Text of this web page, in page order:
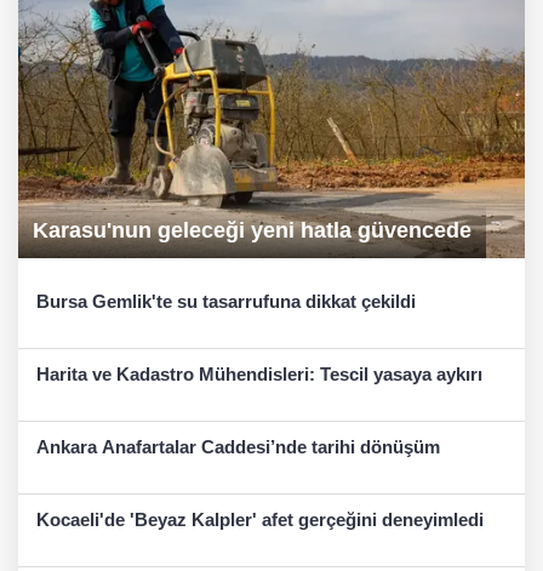
Karasu'nun geleceği yeni hatla güvencede
Bursa Gemlik'te su tasarrufuna dikkat çekildi
Harita ve Kadastro Mühendisleri: Tescil yasaya aykırı
Ankara Anafartalar Caddesi’nde tarihi dönüşüm
Kocaeli'de 'Beyaz Kalpler' afet gerçeğini deneyimledi